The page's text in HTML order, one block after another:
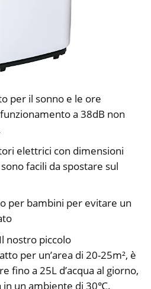
per il sonno e le ore
a 38dB non
elettrici con dimensioni
facili da spostare sul
per bambini per evitare un
nostro piccolo
per un’area di 20-25m², è
fino a 25L d’acqua al giorno,
in un ambiente di 30℃.